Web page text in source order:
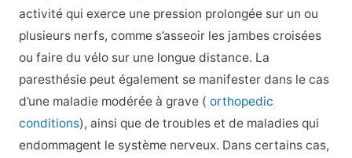
activité qui exerce une pression prolongée sur un ou
plusieurs nerfs, comme s’asseoir les jambes croisées
ou faire du vélo sur une longue distance. La
paresthésie peut également se manifester dans le cas
d’une maladie modérée à grave ( orthopedic
conditions), ainsi que de troubles et de maladies qui
endommagent le système nerveux. Dans certains cas,